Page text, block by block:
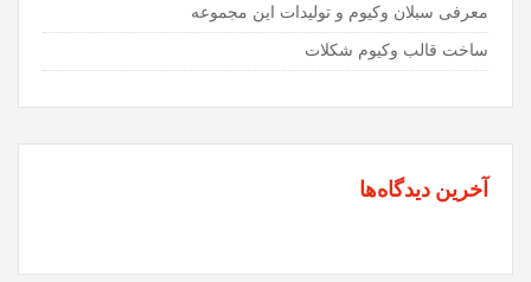
معرفی سبلان وکیوم و تولیدات این مجموعه
ساخت قالب وکیوم شکلات
آخرین دیدگاه‌ها